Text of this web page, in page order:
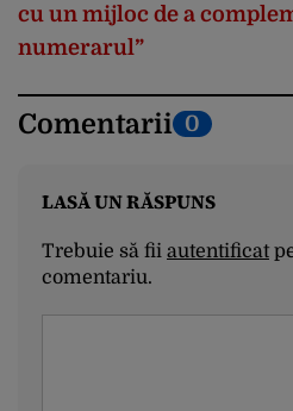
cu un mijloc de a
numerarul”
Comentarii 0
LASĂ UN RĂSPUNS
Trebuie să fii autentificat
comentariu.